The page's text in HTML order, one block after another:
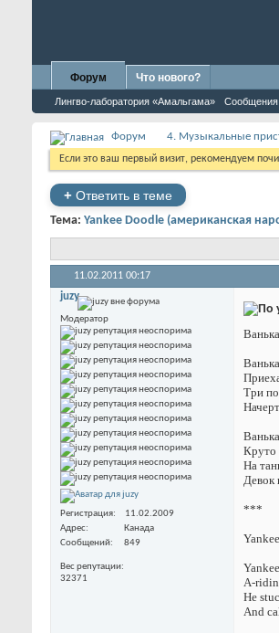
Форум
Лингво-лаборатория «Амальгама» Сообщения
Что нового?
Форум 4. Музыкальные
Если это ваш первый визит, рекомендуем
+ Ответить в теме
Тема: Yankee Doodle (американская
11.02.2011 00:17
juzy
Модератор
Регистрация
11.02.2009
Адрес
Канада
Сообщений
849
Вес репутации
32371
Три
Круто
На
Девок
***
A-
He
And